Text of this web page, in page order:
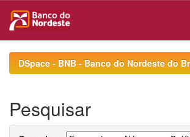
navigationDSpace - BNB - Banco do Nordeste do
Pesquisar